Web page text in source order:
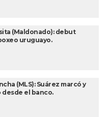
(Maldonado): debut
uruguayo.
(MLS): Suárez marcó y
el banco.